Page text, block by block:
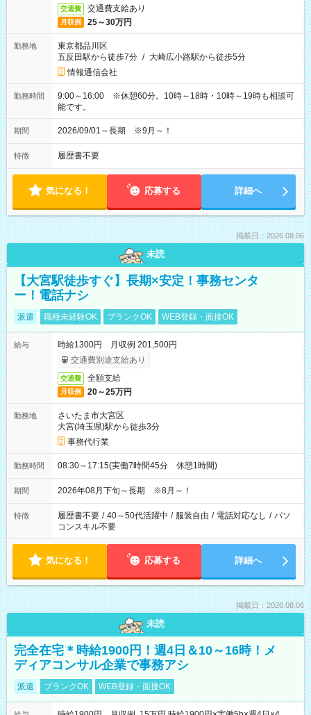
交通費 交通費支給あり
月収例 25～30万円
勤務地
東京都品川区
五反田駅から徒歩7分 / 大崎広小路駅から徒歩5分
情報通信会社
勤務時間
9:00～16:00 ※休憩60分。10時～18時・10時～19時も相談可
能です。
期間 2026/09/01～長期 ※9月～！
特徴 履歴書不要
気になる！ 応募する 詳細へ
掲載日：2026.08.06
未読
【大宮駅徒歩すぐ】長期×安定！事務センタ
ー！電話ナシ
派遣 職種未経験OK ブランクOK WEB登録・面接OK
給与
時給1300円 月収例 201,500円
交通費別途支給あり
交通費 全額支給
月収例 20～25万円
勤務地
さいたま市大宮区
大宮(埼玉県)駅から徒歩3分
事務代行業
勤務時間 08:30～17:15(実働7時間45分 休憩1時間)
期間 2026年08月下旬～長期 ※8月～！
特徴 履歴書不要 / 40～50代活躍中 / 服装自由 / 電話対応なし / パソ
コンスキル不要
気になる！ 応募する 詳細へ
掲載日：2026.08.06
未読
完全在宅＊時給1900円！週4日＆10～16時！メ
ディアコンサル企業で事務アシ
派遣 ブランクOK WEB登録・面接OK